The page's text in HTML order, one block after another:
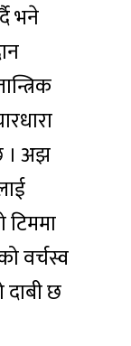
भने
। अझ
टिममा
वर्चस्व
छ